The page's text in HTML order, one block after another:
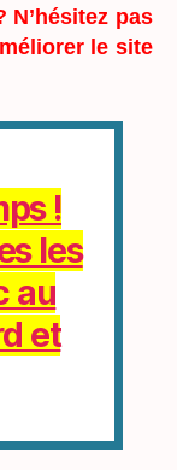
pas
le site
!
les
au
et